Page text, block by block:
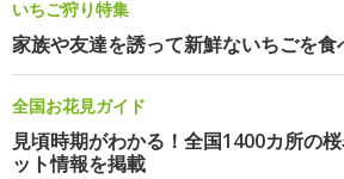
いちご狩り特集
家族や友達を誘って新鮮ないちごを食
全国お花見ガイド
見頃時期がわかる！全国1400カ所の
ット情報を掲載